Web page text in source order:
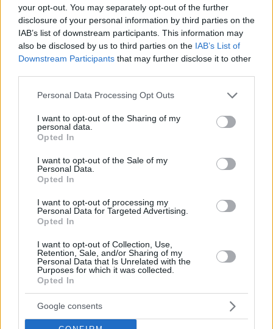
your opt-out. You may separately opt-out of the further
disclosure of your personal information by third parties on the
IAB’s list of downstream participants. This information may
also be disclosed by us to third parties on the IAB’s List of
Downstream Participants that may further disclose it to other
Please note that this website/app uses one or more Google
not limited to your visit or usage behaviour. You may click to
grant or deny consent to Google and its third-party tags to
use your data for below specified purposes in below Google
consent section.
Personal Data Processing Opt Outs
I want to opt-out of the Sharing of my
personal data.
Opted In
I want to opt-out of the Sale of my
Personal Data.
Opted In
I want to opt-out of processing my
Personal Data for Targeted Advertising.
Opted In
I want to opt-out of Collection, Use,
Retention, Sale, and/or Sharing of my
Personal Data that Is Unrelated with the
Purposes for which it was collected.
Opted In
Google consents
I lavoratori ospiti in Ungheria vivono in genere in alloggi
forniti dal datore di lavoro, spesso situati vicino a zone
industriali o stabilimenti. Alcune aziende forniscono alloggi in
stile dormitorio, trasporto verso i luoghi di lavoro e servizi di
base.
L’orario di lavoro e il salario variano a seconda del settore,
lavoro ungheresi e ai requisiti di salario minimo (il salario
di 322.800 HUF/EUR 810 lordi, o 214.662 HUF/EUR 539
Per molti lavoratori provenienti dall’Asia, l’impiego in
Ungheria offre salari significativamente più alti rispetto ai loro
Paesi d’origine, anche se i lavori sono fisicamente
Tuttavia, esistono anche delle sfide. Le barriere linguistiche,
le differenze culturali e la distanza dalla famiglia possono
in Ungheria solo per pochi anni, prima di tornare a casa.